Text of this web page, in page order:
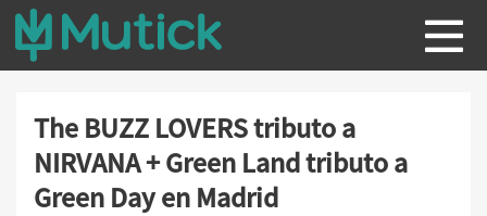
The BUZZ LOVERS tributo a
NIRVANA + Green Land tributo a
Green Day en Madrid